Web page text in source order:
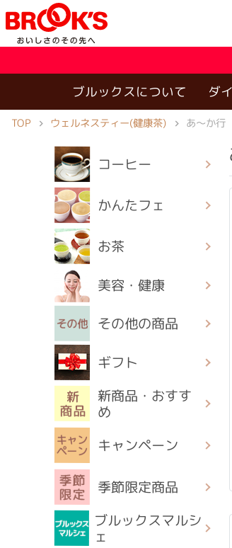
ブルックスについて ダ
TOP ウェルネスティー(健康茶) あ〜か行
コーヒー
かんたフェ
お茶
美容・健康
その他の商品
ギフト
新商品・おすす
め
キャンペーン
季節限定商品
ブルックスマルシ
ェ